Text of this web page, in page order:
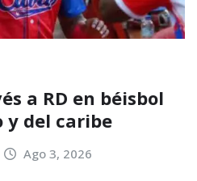
a RD en béisbol
y del caribe
Ago 3, 2026